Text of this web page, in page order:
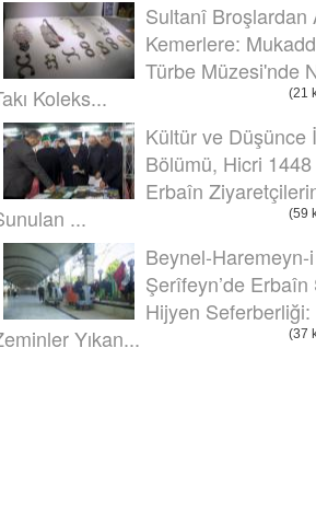
Sultanî Broşlardan
Kemerlere:
Türbe Müzesi'nde
Koleks...
(21
Kültür ve Düşünce
Bölümü, Hicri 1448
Erbaîn
...
(59
Beynel-Haremeyn-i
Şerîfeyn’de Erbaîn
Hijyen Seferberliği:
Yıkan...
(37